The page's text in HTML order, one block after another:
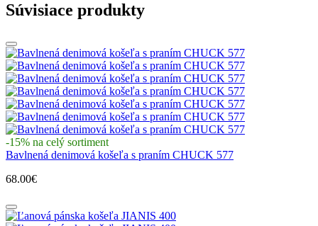
Súvisiace produkty
-15% na celý sortiment
Bavlnená denimová košeľa s praním CHUCK 577
68.00€